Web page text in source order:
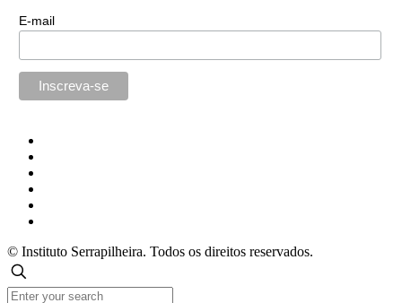
E-mail
© Instituto Serrapilheira. Todos os direitos reservados.